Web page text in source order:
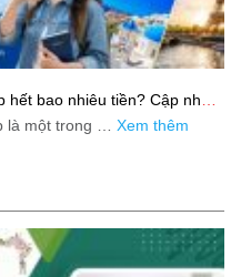
bao nhiêu tiền? Cập nhật
là một trong … Xem thêm